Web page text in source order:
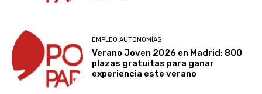
EMPLEO AUTONOMÍAS
Verano Joven 2026 en Madrid: 800
plazas gratuitas para ganar
experiencia este verano